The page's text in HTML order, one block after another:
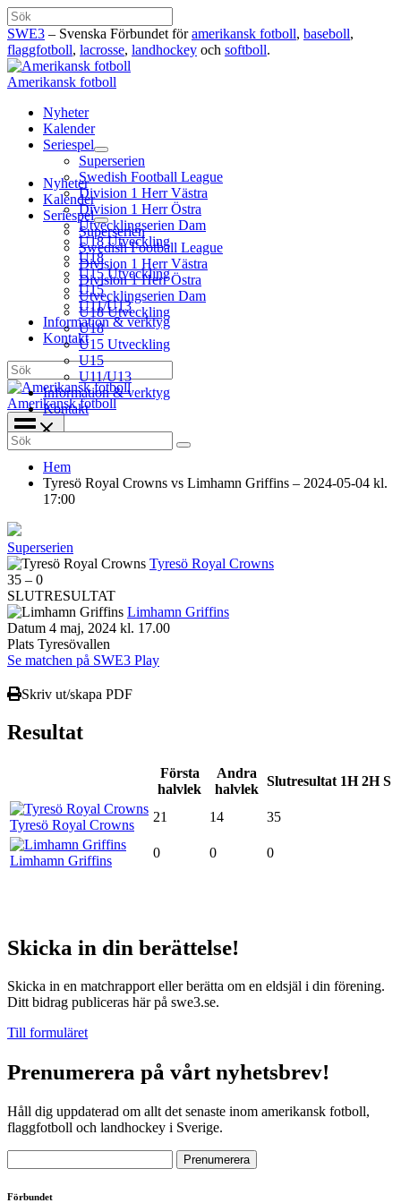
Hoppa
till
innehåll
Sök
SWE3 – Svenska Förbundet föramerikansk fotboll, baseboll,
flaggfotboll, lacrosse, landhockey och softboll.
Amerikansk fotboll
Nyheter
Kalender
Seriespel
Superserien
Swedish Football League
Division 1 Herr Västra
Division 1 Herr Östra
Utvecklingserien Dam
U18 Utveckling
U18
U15 Utveckling
U15
U11/U13
Information & verktyg
Kontakt
Sök
Amerikansk fotboll
Nyheter
Kalender
Seriespel
Superserien
Swedish Football League
Division 1 Herr Västra
Division 1 Herr Östra
Utvecklingserien Dam
U18 Utveckling
U18
U15 Utveckling
U15
U11/U13
Information & verktyg
Kontakt
Search
for:
Hem
Tyresö Royal Crowns vs Limhamn Griffins – 2024-05-04 kl.
17:00
Superserien
Tyresö Royal Crowns
35 – 0
SLUTRESULTAT
Limhamn Griffins
Datum 4 maj, 2024 kl. 17.00
Plats Tyresövallen
Se matchen på SWE3 Play
Skriv ut/skapa PDF
Resultat
Första
halvlek
Andra
halvlek
Slutresultat 1H 2H S
Tyresö Royal Crowns
21 14 35
Limhamn Griffins
0 0 0
Skicka in din berättelse!
Skicka in en matchrapport eller berätta om en eldsjäl i din förening.
Ditt bidrag publiceras här på swe3.se.
Till formuläret
Prenumerera på vårt nyhetsbrev!
Håll dig uppdaterad om allt det senaste inom amerikansk fotboll,
flaggfotboll och landhockey i Sverige.
Förbundet